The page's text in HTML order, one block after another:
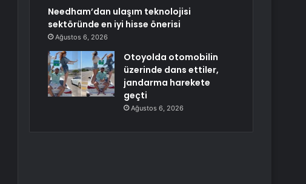
Needham’dan ulaşım teknolojisi
sektöründe en iyi hisse önerisi
Ağustos 6, 2026
Otoyolda otomobilin
üzerinde dans ettiler,
jandarma harekete
geçti
Ağustos 6, 2026